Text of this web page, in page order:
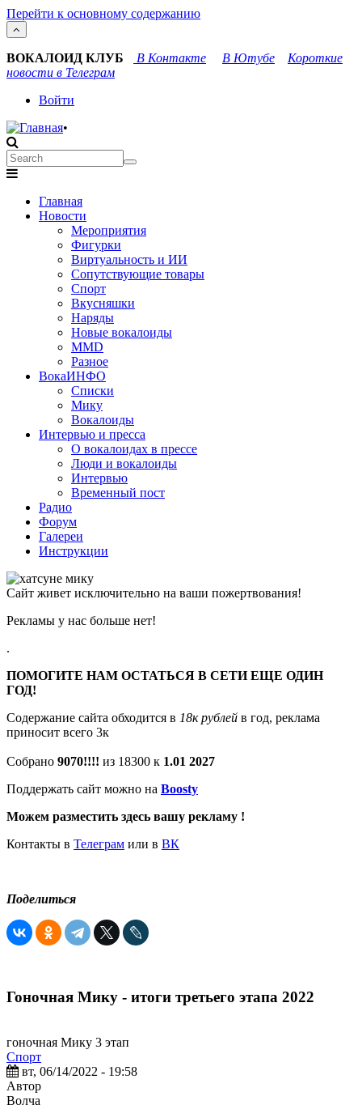
Перейти к основному содержанию
ВОКАЛОИД КЛУБ В Контакте В Ютубе
Короткие
новости в Телеграм
User
account
menu
Войти
•
Search
Search
navigation
Главная
Новости
Мероприятия
Фигурки
Виртуальность и ИИ
Сопутствующие товары
Спорт
Вкусняшки
Наряды
Новые вокалоиды
MMD
Разное
ВокаИНФО
Списки
Мику
Вокалоиды
Интервью и пресса
О вокалоидах в прессе
Люди и вокалоиды
Интервью
Временный пост
Радио
Форум
Галереи
Инструкции
Сайт живет исключительно на ваши пожертвования!
Рекламы у нас больше нет!
.
ПОМОГИТЕ НАМ ОСТАТЬСЯ В СЕТИ ЕЩЕ ОДИН
ГОД!
Содержание сайта обходится в 18к рублей в год, реклама
приносит всего 3к
Собрано 9070!!!! из 18300 к 1.01 2027
Поддержать сайт можно на Boosty
Можем разместить здесь вашу рекламу !
Контакты в Телеграм или в ВК
Поделиться
Гоночная Мику - итоги третьего этапа 2022
гоночная Мику 3 этап
Спорт
вт, 06/14/2022 - 19:58
Автор
Волчa